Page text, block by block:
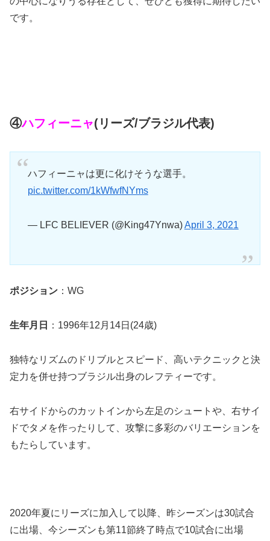
です。
④ハフィーニャ(リーズ/ブラジル代表)
ハフィーニャは更に化けそうな選手。
pic.twitter.com/1kWfwfNYms
— LFC BELIEVER (@King47Ynwa)April 3, 2021
ポジション ：WG
生年月日 ：1996年12月14日(24歳)
独特なリズムのドリブルとスピード、高いテクニックと決
定力を併せ持つブラジル出身のレフティーです。
右サイドからのカットインから左足のシュートや、右サイ
ドでタメを作ったりして、攻撃に多彩のバリエーションを
もたらしています。
2020年夏にリーズに加入して以降、昨シーズンは30試合
に出場、今シーズンも第11節終了時点で10試合に出場